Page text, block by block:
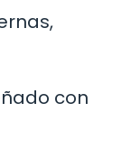
con